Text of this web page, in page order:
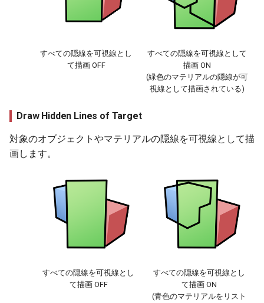
すべての隠線を可視線とし
て描画 OFF
すべての隠線を可視線として
描画 ON
(緑色のマテリアルの隠線が可
視線として描画されている)
Draw Hidden Lines of Target
対象のオブジェクトやマテリアルの隠線を可視線として描
画します。
すべての隠線を可視線とし
て描画 OFF
すべての隠線を可視線とし
て描画 ON
(青色のマテリアルをリスト